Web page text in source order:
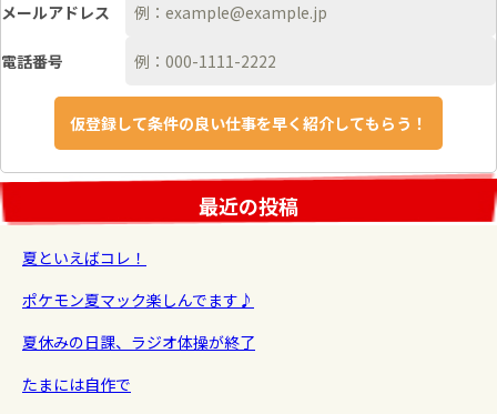
メールアドレス
電話番号
最近の投稿
夏といえばコレ！
ポケモン夏マック楽しんでます♪
夏休みの日課、ラジオ体操が終了
たまには自作で